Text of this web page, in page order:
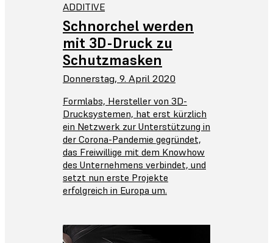
ADDITIVE
Schnorchel werden
mit 3D-Druck zu
Schutzmasken
Donnerstag, 9. April 2020
Formlabs, Hersteller von 3D-
Drucksystemen, hat erst kürzlich
ein Netzwerk zur Unterstützung in
der Corona-Pandemie gegründet,
das Freiwillige mit dem Knowhow
des Unternehmens verbindet, und
setzt nun erste Projekte
erfolgreich in Europa um.